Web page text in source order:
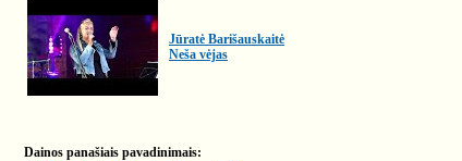
Jūratė Barišauskaitė
Neša vėjas
Dainos panašiais pavadinimais: